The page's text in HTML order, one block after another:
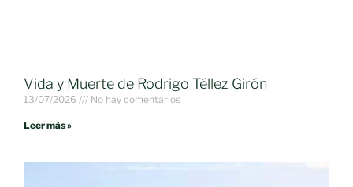
Vida y Muerte de Rodrigo Téllez Girón
13/07/2026 No hay comentarios
Leer más »